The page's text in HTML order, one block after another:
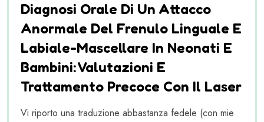
Diagnosi Orale Di Un Attacco
Anormale Del Frenulo Linguale E
Labiale-Mascellare In Neonati E
Bambini: Valutazioni E
Trattamento Precoce Con Il Laser
Vi riporto una traduzione abbastanza fedele (con mie